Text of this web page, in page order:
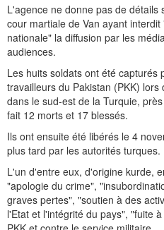
L'agence ne donne pas de
cour martiale de Van ayant
nationale" la diffusion par les
audiences.
Les huits soldats ont été capturés
travailleurs du Pakistan (PKK)
dans le sud-est de la Turquie,
fait 12 morts et 17 blessés.
Ils ont ensuite été libérés le 4
plus tard par les autorités turques.
L'un d'entre eux, d'origine kurde,
"apologie du crime",
graves pertes", "soutien à des
l'Etat et l'intégrité du pays", "fuite